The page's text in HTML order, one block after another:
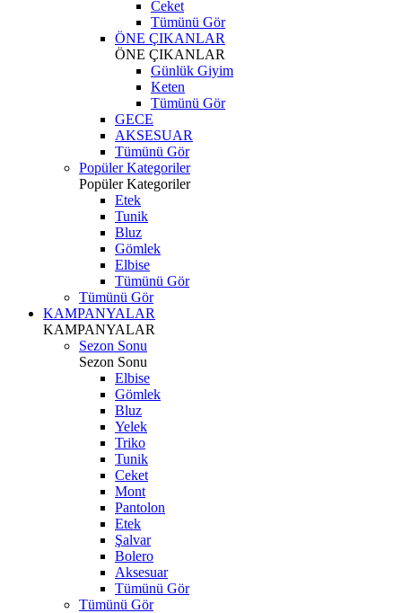
Ceket
Tümünü Gör
ÖNE ÇIKANLAR
ÖNE ÇIKANLAR
Günlük Giyim
Keten
Tümünü Gör
GECE
AKSESUAR
Tümünü Gör
Popüler Kategoriler
Popüler Kategoriler
Etek
Tunik
Bluz
Gömlek
Elbise
Tümünü Gör
Tümünü Gör
KAMPANYALAR
KAMPANYALAR
Sezon Sonu
Sezon Sonu
Elbise
Gömlek
Bluz
Yelek
Triko
Tunik
Ceket
Mont
Pantolon
Etek
Şalvar
Bolero
Aksesuar
Tümünü Gör
Tümünü Gör